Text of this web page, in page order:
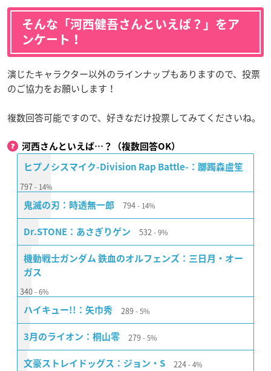
そんな「河西健吾さんといえば？」をア
ンケート！
演じたキャラクター以外のラインナップもありますので、投票
のご協力をお願いします！
複数回答可能ですので、好きなだけ投票してみてくださいね。
河西さんといえば…？（複数回答OK）
ヒプノシスマイク-Division Rap Battle-：躑躅森盧笙
797 14%
鬼滅の刃：時透無一郎 794 14%
Dr.STONE：あさぎりゲン 532 9%
機動戦士ガンダム 鉄血のオルフェンズ：三日月・オー
ガス
340 6%
ハイキュー!!：矢巾秀 289 5%
3月のライオン：桐山零 279 5%
文豪ストレイドッグス：ジョン・S 224 4%